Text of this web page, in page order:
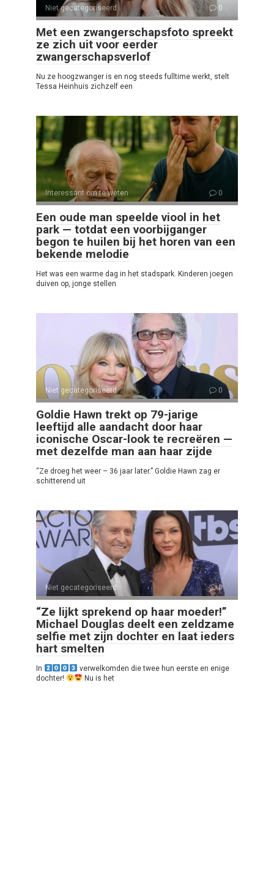
Niet gecategoriseerd 0
Met een zwangerschapsfoto spreekt
ze zich uit voor eerder
zwangerschapsverlof
Nu ze hoogzwanger is en nog steeds fulltime werkt, stelt
Tessa Heinhuis zichzelf een
Interessant om te weten 0
Een oude man speelde viool in het
park — totdat een voorbijganger
begon te huilen bij het horen van een
bekende melodie
Het was een warme dag in het stadspark. Kinderen joegen
duiven op, jonge stellen
Niet gecategoriseerd 0
Goldie Hawn trekt op 79-jarige
leeftijd alle aandacht door haar
iconische Oscar-look te recreëren —
met dezelfde man aan haar zijde
“Ze droeg het weer – 36 jaar later.” Goldie Hawn zag er
schitterend uit
Niet gecategoriseerd 0
“Ze lijkt sprekend op haar moeder!”
Michael Douglas deelt een zeldzame
selfie met zijn dochter en laat ieders
hart smelten
In
verwelkomden die twee hun eerste en enige
dochter!
Nu is het